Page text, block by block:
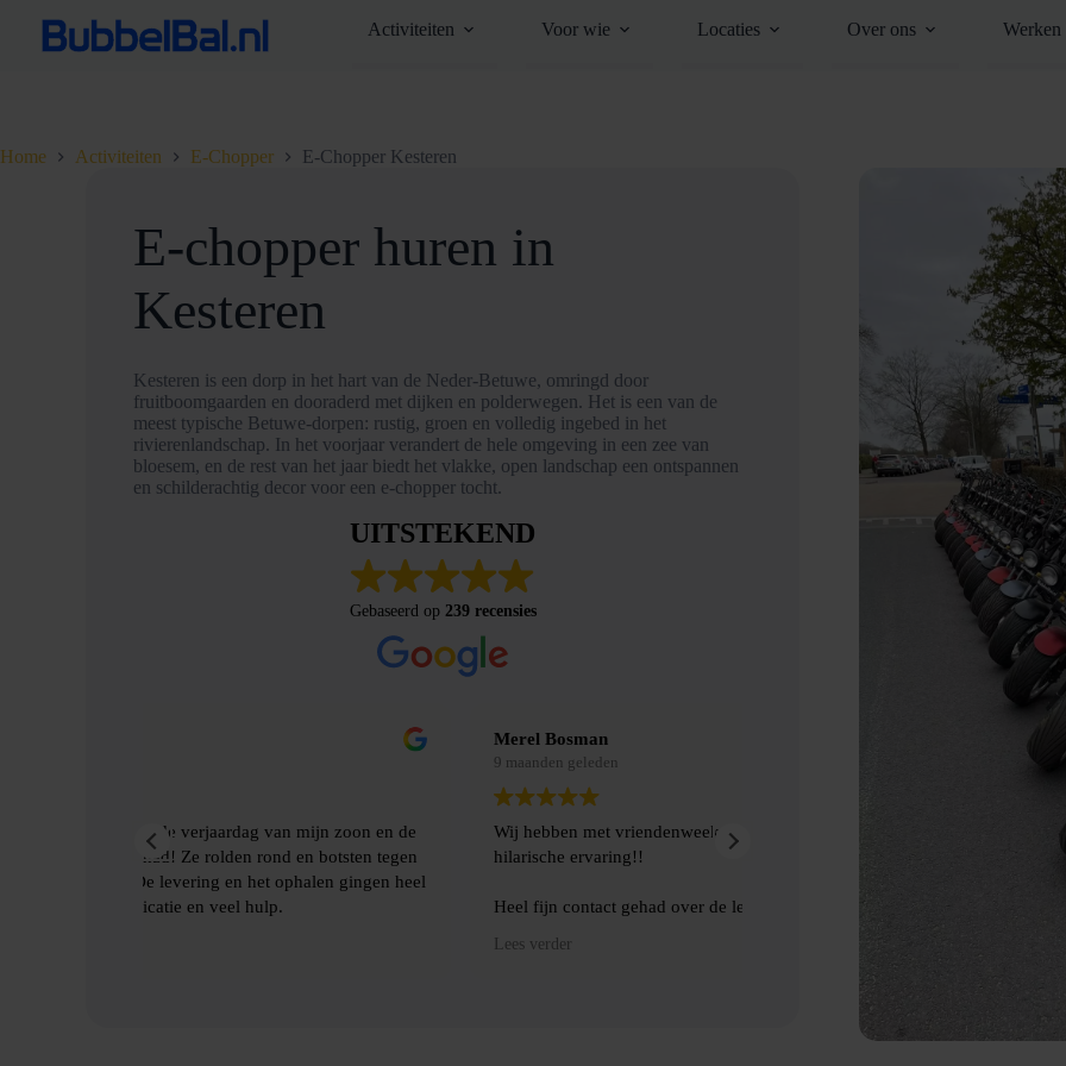
Activiteiten Voor wie Locaties Over ons Werken
Home Activiteiten E-Chopper E-Chopper Kesteren
E-chopper huren in
Kesteren
Kesteren is een dorp in het hart van de Neder-Betuwe, omringd door
fruitboomgaarden en dooraderd met dijken en polderwegen. Het is een van de
meest typische Betuwe-dorpen: rustig, groen en volledig ingebed in het
rivierenlandschap. In het voorjaar verandert de hele omgeving in een zee van
bloesem, en de rest van het jaar biedt het vlakke, open landschap een ontspannen
en schilderachtig decor voor een e-chopper tocht.
UITSTEKEND
Gebaseerd op 239 recensies
Wij hebben met vriendenweekend gebruik gemaakt van Bubbelbal, een
hilarische ervaring!!
Heel fijn contact gehad over de levering en het ophalen van de
Ontzettend leuke dag gehad met